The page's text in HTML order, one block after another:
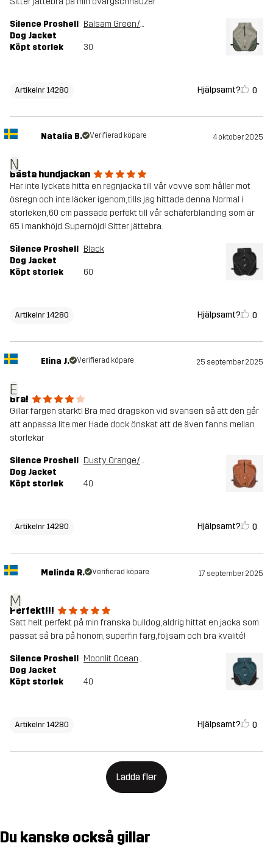
Silence Proshell
Dog Jacket
Balsam Green/Shadow
Köpt storlek 30
Artikelnr 14280 Hjälpsamt? 0
N
Natalia B. Verifierad köpare 4 oktober 2025
Bästa hundjackan
Har inte lyckats hitta en regnjacka till vår vovve som håller mot
ösregn och inte läcker igenom, tills jag hittade denna. Normal i
storleken, 60 cm passade perfekt till vår schäferblanding som är
65 i mankhöjd. Supernöjd! Sitter jättebra.
Silence Proshell
Dog Jacket
Black
Köpt storlek 60
Artikelnr 14280 Hjälpsamt? 0
E
Elina J. Verifierad köpare 25 september 2025
Bra!
Gillar färgen starkt! Bra med dragskon vid svansen så att den går
att anpassa lite mer. Hade dock önskat att de även fanns mellan
storlekar
Silence Proshell
Dog Jacket
Dusty Orange/Rusty Walnut
Köpt storlek 40
Artikelnr 14280 Hjälpsamt? 0
M
Melinda R. Verifierad köpare 17 september 2025
Perfekt!!!
Satt helt perfekt på min franska bulldog, aldrig hittat en jacka som
passat så bra på honom, superfin färg, följsam och bra kvalité!
Silence Proshell
Dog Jacket
Moonlit Ocean/Dark Navy
Köpt storlek 40
Artikelnr 14280 Hjälpsamt? 0
Ladda fler
Du kanske också gillar